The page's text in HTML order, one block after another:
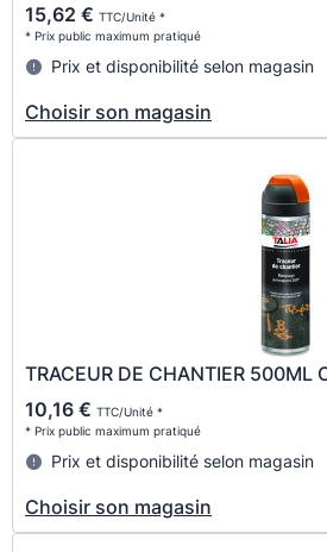
15,62 € TTC/Unité *
* Prix public maximum pratiqué
Prix et disponibilité selon magasin
Choisir son magasin
TRACEUR DE CHANTIER 500ML
10,16 € TTC/Unité *
* Prix public maximum pratiqué
Prix et disponibilité selon magasin
Choisir son magasin